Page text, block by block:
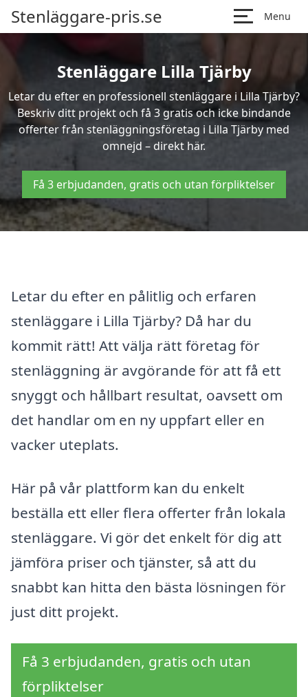
Stenläggare-pris.se Menu
Stenläggare Lilla Tjärby
Letar du efter en professionell stenläggare i Lilla Tjärby?
Beskriv ditt projekt och få 3 gratis och icke bindande
offerter från stenläggningsföretag i Lilla Tjärby med
omnejd – direkt här.
Få 3 erbjudanden, gratis och utan förpliktelser
Letar du efter en pålitlig och erfaren
stenläggare i Lilla Tjärby? Då har du
kommit rätt! Att välja rätt företag för
stenläggning är avgörande för att få ett
snyggt och hållbart resultat, oavsett om
det handlar om en ny uppfart eller en
vacker uteplats.
Här på vår plattform kan du enkelt
beställa ett eller flera offerter från lokala
stenläggare. Vi gör det enkelt för dig att
jämföra priser och tjänster, så att du
snabbt kan hitta den bästa lösningen för
just ditt projekt.
Få 3 erbjudanden, gratis och utan
förpliktelser